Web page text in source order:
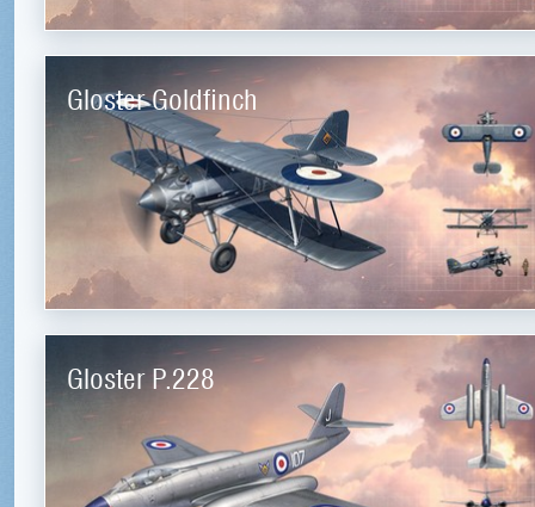
Gloster Goldfinch
Gloster P.228